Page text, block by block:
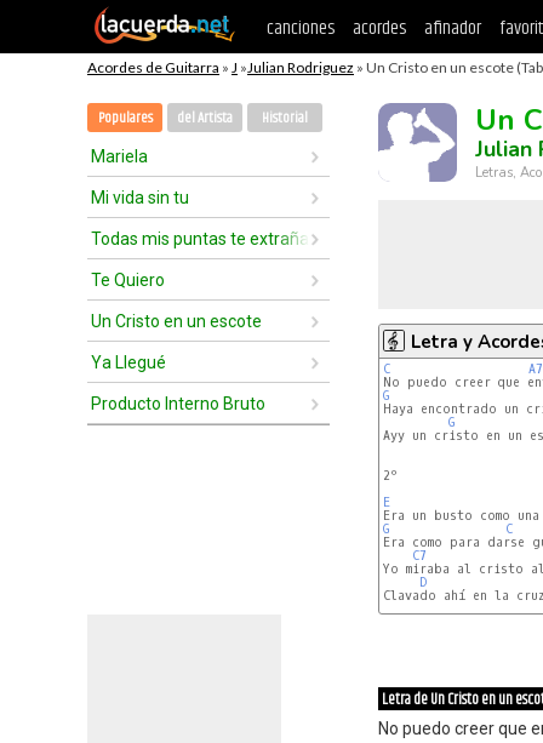
canciones acordes afinador
Acordes de Guitarra » J »Julian Rodriguez » Un Cristo en un escote
Populares del Artista Historial
Mariela
Mi vida sin tu
Todas mis puntas te extrañan
Te Quiero
Un Cristo en un escote
Ya Llegué
Producto Interno Bruto
Un
Julian
Letras,
Letra y
C
A7
G
Haya encontrado un
G
Ayy un cristo en un
2º
E
G
C
Era como para darse
C7
Yo miraba al cristo
D
Clavado ahí en la
Letra de Un Cristo en un
No puedo creer que